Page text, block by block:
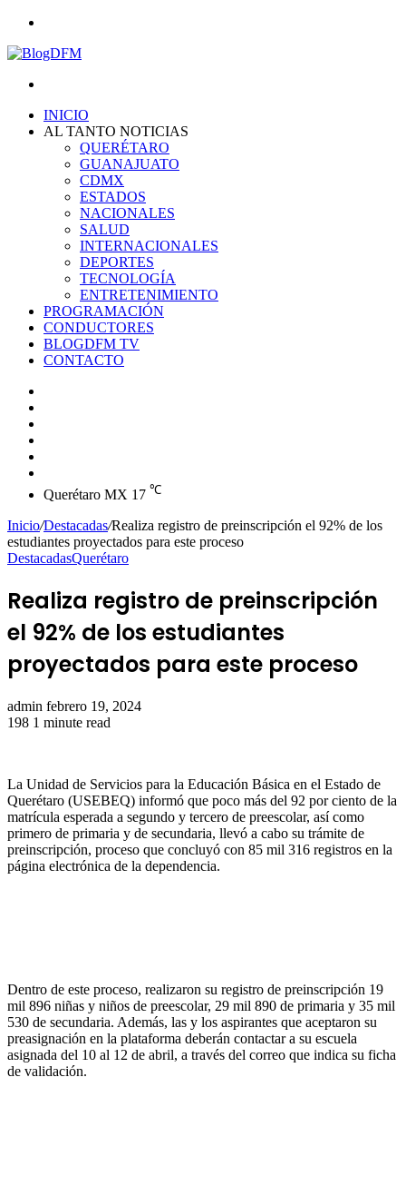
INICIO
AL TANTO NOTICIAS
QUERÉTARO
GUANAJUATO
CDMX
ESTADOS
NACIONALES
SALUD
INTERNACIONALES
DEPORTES
TECNOLOGÍA
ENTRETENIMIENTO
PROGRAMACIÓN
CONDUCTORES
BLOGDFM TV
CONTACTO
Querétaro MX 17 ℃
Inicio/Destacadas/Realiza registro de preinscripción el 92% de los
estudiantes proyectados para este proceso
DestacadasQuerétaro
Realiza registro de preinscripción
el 92% de los estudiantes
proyectados para este proceso
admin Send
an
febrero 19, 2024
198 1 minute read
La Unidad de Servicios para la Educación Básica en el Estado de
Querétaro (USEBEQ) informó que poco más del 92 por ciento de la
matrícula esperada a segundo y tercero de preescolar, así como
primero de primaria y de secundaria, llevó a cabo su trámite de
preinscripción, proceso que concluyó con 85 mil 316 registros en la
página electrónica de la dependencia.
Dentro de este proceso, realizaron su registro de preinscripción 19
mil 896 niñas y niños de preescolar, 29 mil 890 de primaria y 35 mil
530 de secundaria. Además, las y los aspirantes que aceptaron su
preasignación en la plataforma deberán contactar a su escuela
asignada del 10 al 12 de abril, a través del correo que indica su ficha
de validación.